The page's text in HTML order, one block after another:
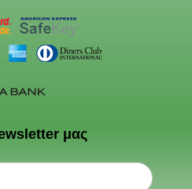
μας